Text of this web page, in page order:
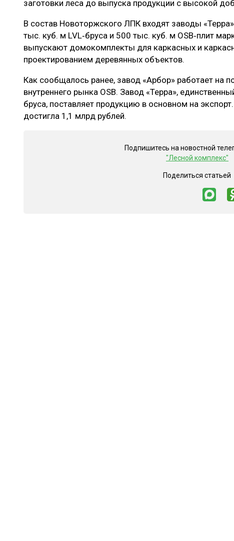
заготовки леса до выпуска продукции с высокой
В состав Новоторжского ЛПК входят заводы
тыс. куб. м LVL‑бруса и 500 тыс. куб. м OSB‑плит
выпускают домокомплекты для каркасных и
проектированием деревянных объектов.
Как сообщалось ранее, завод «Арбор» работает на
внутреннего рынка OSB. Завод «Терра»,
бруса, поставляет продукцию в основном на
достигла 1,1 млрд рублей.
Подпишитесь на новостной
"Лесной комплекс"
Поделиться статьей